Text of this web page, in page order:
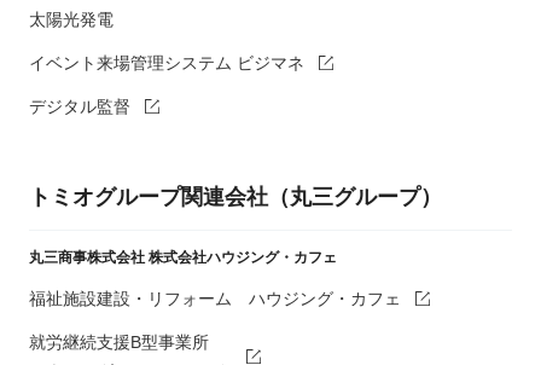
太陽光発電
イベント来場管理システム ビジマネ
デジタル監督
トミオグループ関連会社（丸三グループ）
丸三商事株式会社 株式会社ハウジング・カフェ
福祉施設建設・リフォーム ハウジング・カフェ
就労継続支援B型事業所